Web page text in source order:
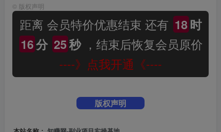
© 版权声明
距离 会员特价优惠结束 还有 18时
16分 25秒，结束后恢复会员原价
----》点我开通《----
版权声明